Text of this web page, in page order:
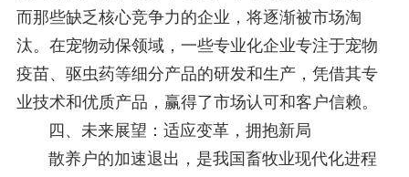
而那些缺乏核心竞争力的企业，将逐渐被市场淘
汰。在宠物动保领域，一些专业化企业专注于宠物
疫苗、驱虫药等细分产品的研发和生产，凭借其专
业技术和优质产品，赢得了市场认可和客户信赖。
四、未来展望：适应变革，拥抱新局
散养户的加速退出，是我国畜牧业现代化进程